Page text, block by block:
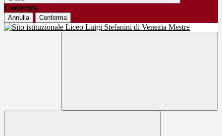
Conferma
Annulla Conferma